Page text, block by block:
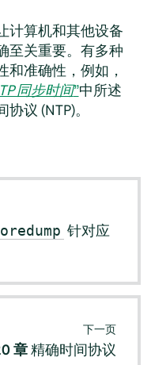
计算机和其他设备
至关重要。有多种
和准确性，例如，
同步时间”中所述
议 (NTP)。
针对应
下一页
章精确时间协议